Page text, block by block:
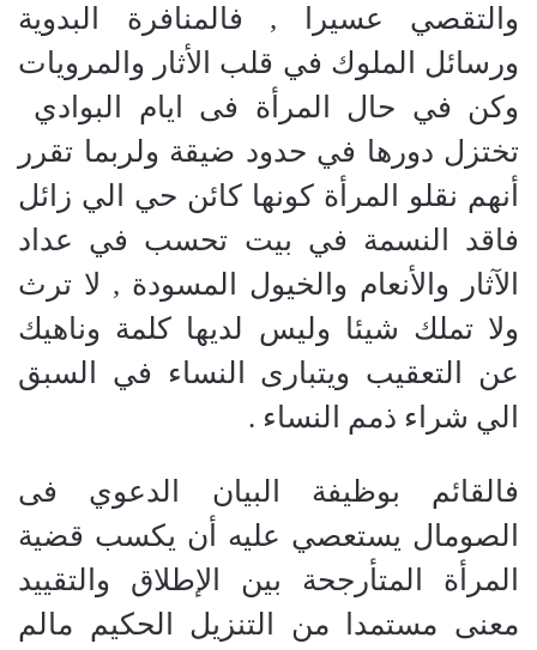
والتقصي عسيرا , فالمنافرة البدوية
ورسائل الملوك في قلب الأثار والمرويات
وكن في حال المرأة فى ايام البوادي
تختزل دورها في حدود ضيقة ولربما تقرر
أنهم نقلو المرأة كونها كائن حي الي زائل
فاقد النسمة في بيت تحسب في عداد
الآثار والأنعام والخيول المسودة , لا ترث
ولا تملك شيئا وليس لديها كلمة وناهيك
عن التعقيب ويتبارى النساء في السبق
الي شراء ذمم النساء .
فالقائم بوظيفة البيان الدعوي فى
الصومال يستعصي عليه أن يكسب قضية
المرأة المتأرجحة بين الإطلاق والتقييد
معنى مستمدا من التنزيل الحكيم مالم